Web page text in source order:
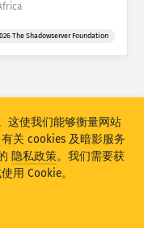
The Shadowserver Foundation
FOUNDATION
积分
这使我们能够衡量网站
关 cookies 及暗影服务
隐私政策。我们需要获
用 Cookie。